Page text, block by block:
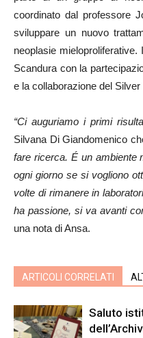
coordinato dal professore
sviluppare un nuovo
neoplasie
Scandura con la
e la collaborazione del Silver
“Ci auguriamo i primi
Silvana Di Giandomenico
fare ricerca. É un ambiente
ogni giorno se si vogliono
volte di rimanere in
ha passione, si va avanti
una nota di Ansa.
ARTICOLI CORRELATI
Saluto